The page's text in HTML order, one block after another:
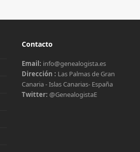
Contacto
Email: info@genealogista.es
Dirección : Las Palmas de Gran
Canaria - Islas Canarias- España
Twitter: @GenealogistaE